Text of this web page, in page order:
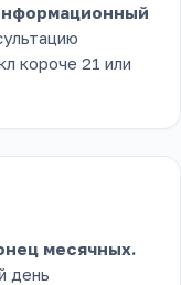
короче 21 или
месячных.
день